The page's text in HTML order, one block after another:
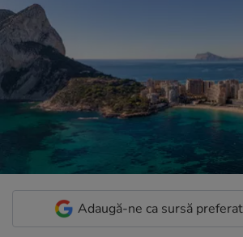
Adaugă-ne ca sursă